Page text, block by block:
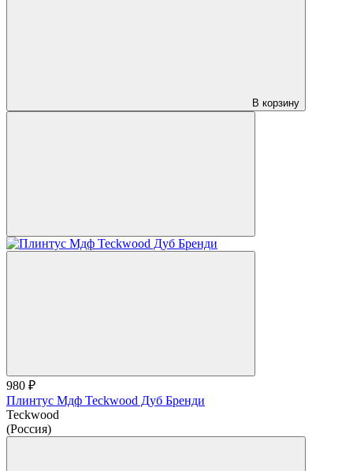
В корзину
980 ₽
Плинтус Мдф Teckwood Дуб Бренди
Teckwood
(Россия)